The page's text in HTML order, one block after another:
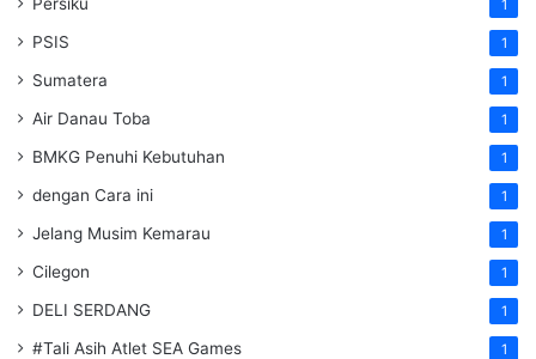
1
PSIS 1
Sumatera 1
Air Danau Toba 1
BMKG Penuhi Kebutuhan 1
dengan Cara ini 1
Jelang Musim Kemarau 1
Cilegon 1
DELI SERDANG 1
#Tali Asih Atlet SEA Games 1